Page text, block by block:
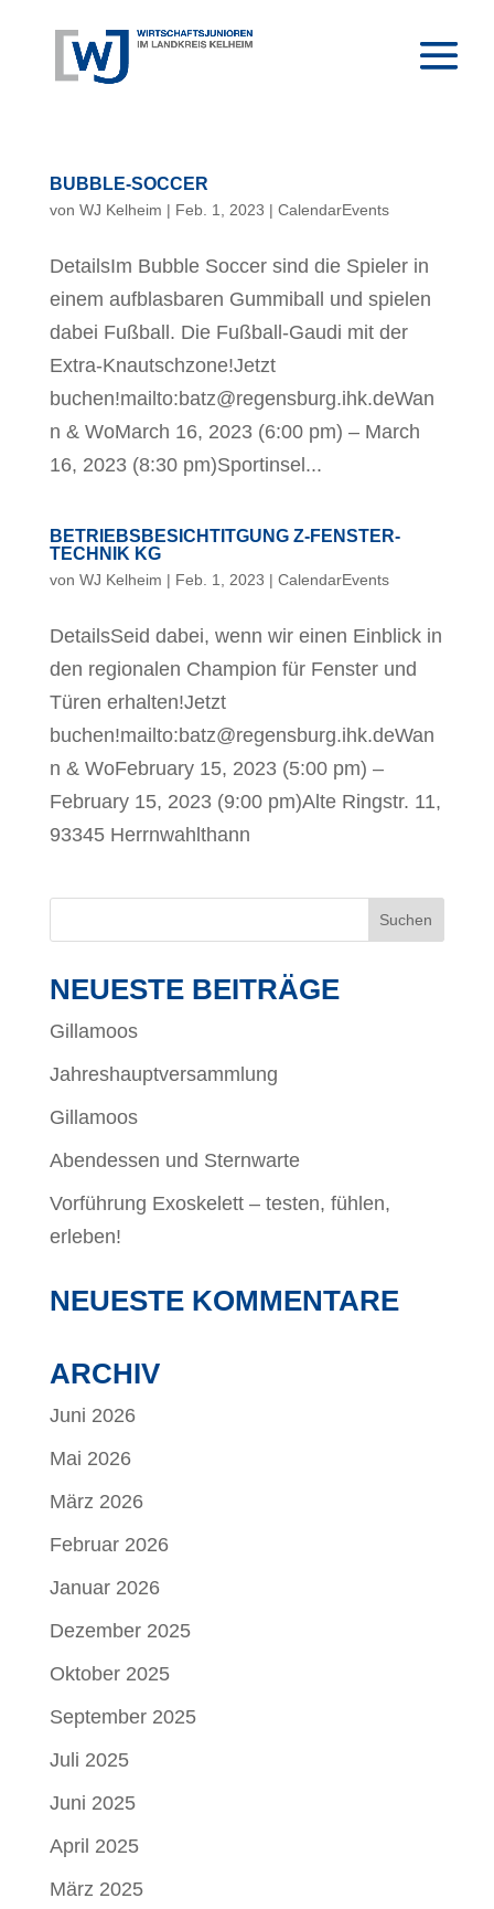
BUBBLE-SOCCER
von WJ Kelheim | Feb. 1, 2023 | CalendarEvents
DetailsIm Bubble Soccer sind die Spieler in
einem aufblasbaren Gummiball und spielen
dabei Fußball. Die Fußball-Gaudi mit der
Extra-Knautschzone!Jetzt
buchen!mailto:batz@regensburg.ihk.deWan
n & WoMarch 16, 2023 (6:00 pm) – March
16, 2023 (8:30 pm)Sportinsel...
BETRIEBSBESICHTITGUNG Z-FENSTER-
TECHNIK KG
von WJ Kelheim | Feb. 1, 2023 | CalendarEvents
DetailsSeid dabei, wenn wir einen Einblick in
den regionalen Champion für Fenster und
Türen erhalten!Jetzt
buchen!mailto:batz@regensburg.ihk.deWan
n & WoFebruary 15, 2023 (5:00 pm) –
February 15, 2023 (9:00 pm)Alte Ringstr. 11,
93345 Herrnwahlthann
NEUESTE BEITRÄGE
Gillamoos
Jahreshauptversammlung
Gillamoos
Abendessen und Sternwarte
Vorführung Exoskelett – testen, fühlen,
erleben!
NEUESTE KOMMENTARE
ARCHIV
Juni 2026
Mai 2026
März 2026
Februar 2026
Januar 2026
Dezember 2025
Oktober 2025
September 2025
Juli 2025
Juni 2025
April 2025
März 2025